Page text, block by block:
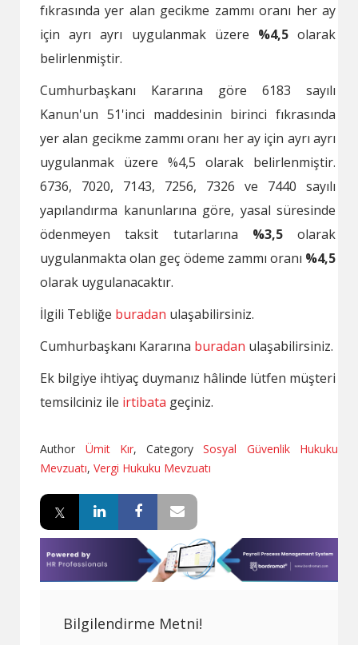
fıkrasında yer alan gecikme zammı oranı her ay
için ayrı ayrı uygulanmak üzere %4,5olarak
belirlenmiştir.
Cumhurbaşkanı Kararına göre 6183 sayılı
Kanun'un 51'inci maddesinin birinci fıkrasında
yer alan gecikme zammı oranı her ay için ayrı ayrı
uygulanmak üzere %4,5 olarak belirlenmiştir.
6736, 7020, 7143, 7256, 7326 ve 7440 sayılı
yapılandırma kanunlarına göre, yasal süresinde
ödenmeyen taksit tutarlarına %3,5olarak
uygulanmakta olan geç ödeme zammı oranı %4,5
olarak uygulanacaktır.
İlgili Tebliğe buradan ulaşabilirsiniz.
Cumhurbaşkanı Kararına buradan ulaşabilirsiniz.
Ek bilgiye ihtiyaç duymanız hâlinde lütfen müşteri
temsilciniz ile irtibata geçiniz.
Author Ümit Kır, Category Sosyal Güvenlik Hukuku
Mevzuatı, Vergi Hukuku Mevzuatı
Bilgilendirme Metni!